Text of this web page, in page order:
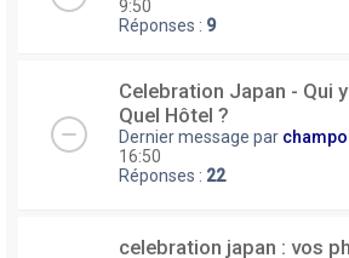
9:50
Réponses : 9
Celebration Japan - Qui
Quel Hôtel ?
Dernier message par
16:50
Réponses : 22
celebration japan : vos